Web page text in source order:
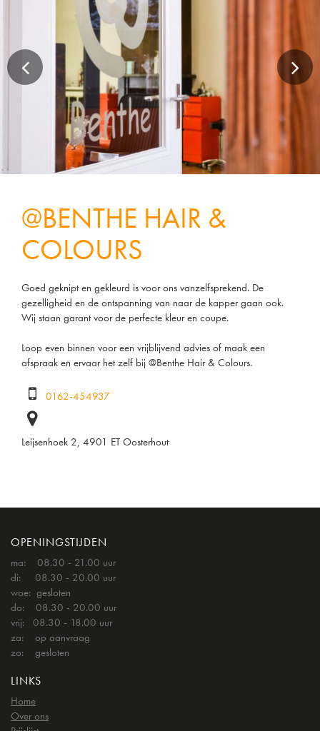
@BENTHE HAIR &
COLOURS
Goed geknipt en gekleurd is voor ons vanzelfsprekend. De
gezelligheid en de ontspanning van naar de kapper gaan ook.
Wij staan garant voor de perfecte kleur en coupe.
Loop even binnen voor een vrijblijvend advies of maak een
afspraak en ervaar het zelf bij @Benthe Hair & Colours.
0162-454937
Leijsenhoek 2, 4901 ET Oosterhout
OPENINGSTIJDEN
ma: 08.30 - 21.00 uur
di: 08.30 - 20.00 uur
woe: gesloten
do: 08.30 - 20.00 uur
vrij: 08.30 - 18.00 uur
za: op aanvraag
zo: gesloten
LINKS
Home
Over ons